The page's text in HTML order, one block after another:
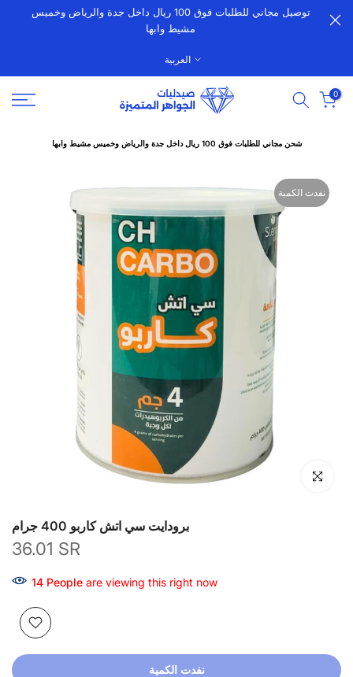
الانتقالتوصيل مجاني للطلبات فوق 100 ريال داخل جدة والرياض وخميس
مشيط وابها
العربية
0
شحن مجاني للطلبات فوق 100 ريال داخل جدة والرياض وخميس مشيط وابها
نفدت الكمية
انقر للتكبير
برودايت سي اتش كاربو 400 جرام
36.01 SR
20 People are viewing this right now
نفدت الكمية